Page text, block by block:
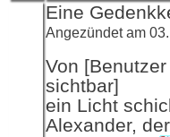
Eine
Angezündet am
Von
sichtbar]
ein Licht
Alexander,